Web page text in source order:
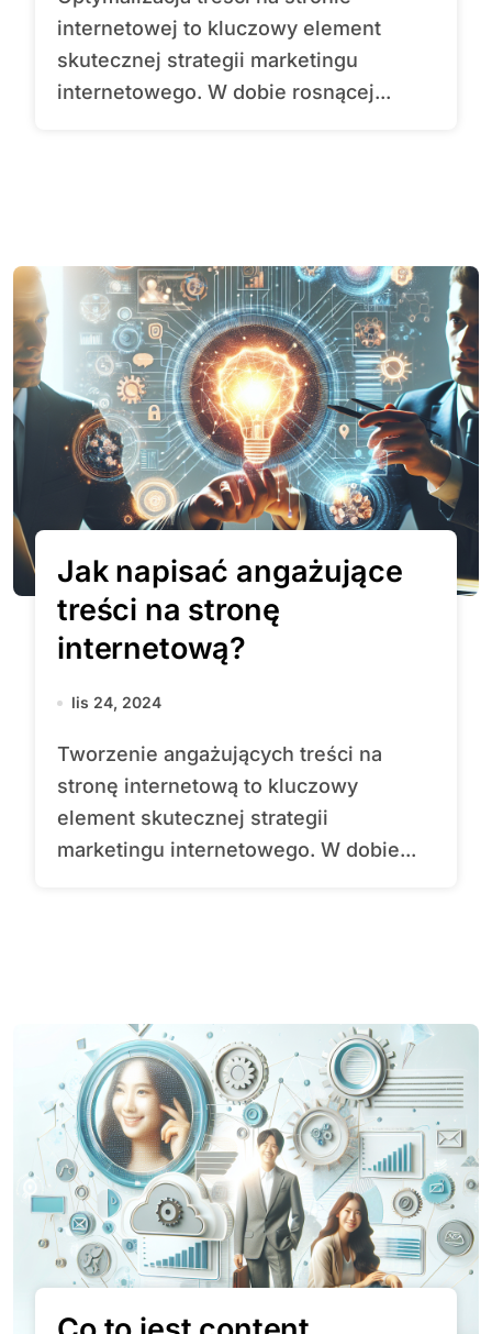
internetowej to kluczowy element
skutecznej strategii marketingu
internetowego. W dobie rosnącej...
Jak napisać angażujące
treści na stronę
internetową?
lis 24, 2024
Tworzenie angażujących treści na
stronę internetową to kluczowy
element skutecznej strategii
marketingu internetowego. W dobie...